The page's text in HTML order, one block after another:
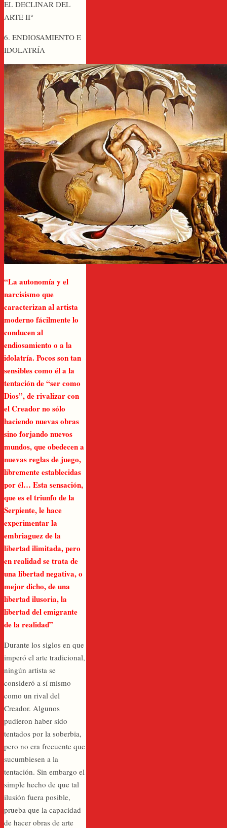
EL DECLINAR DEL
ARTE II°
6. ENDIOSAMIENTO E
IDOLATRÍA
“La autonomía y el
narcisismo que
caracterizan al artista
moderno fácilmente lo
conducen al
endiosamiento o a la
idolatría. Pocos son tan
sensibles como él a la
tentación de “ser como
Dios”, de rivalizar con
el Creador no sólo
haciendo nuevas obras
sino forjando nuevos
mundos, que obedecen a
nuevas reglas de juego,
libremente establecidas
por él… Esta sensación,
que es el triunfo de la
Serpiente, le hace
experimentar la
embriaguez de la
libertad ilimitada, pero
en realidad se trata de
una libertad negativa, o
mejor dicho, de una
libertad ilusoria, la
libertad del emigrante
de la realidad”
Durante los siglos en que
imperó el arte tradicional,
ningún artista se
consideró a sí mismo
como un rival del
Creador. Algunos
pudieron haber sido
tentados por la soberbia,
pero no era frecuente que
sucumbiesen a la
tentación. Sin embargo el
simple hecho de que tal
ilusión fuera posible,
prueba que la capacidad
de hacer obras de arte